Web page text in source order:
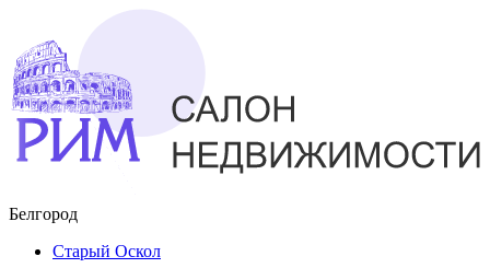
Белгород
Старый Оскол